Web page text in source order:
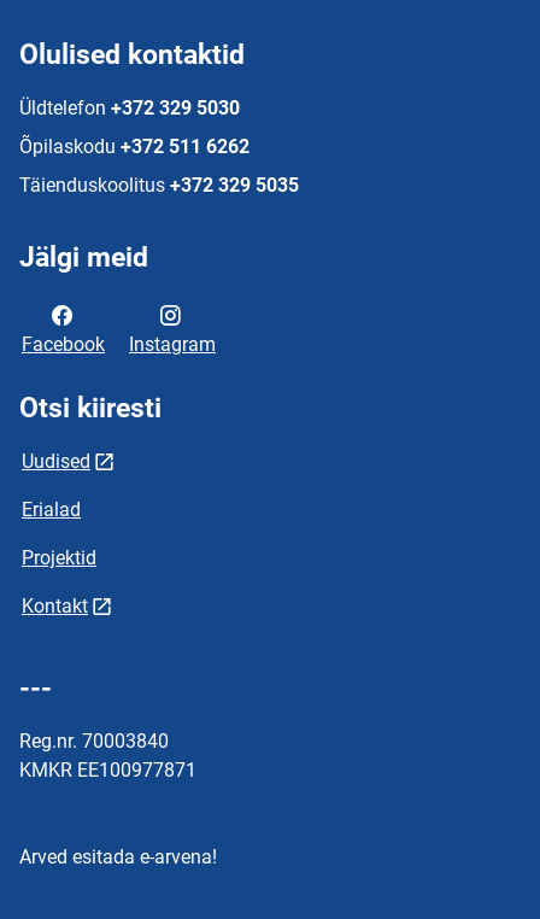
Olulised kontaktid
Üldtelefon +372 329 5030
Õpilaskodu +372 511 6262
Täienduskoolitus +372 329 5035
Jälgi meid
Facebook Instagram
Otsi kiiresti
Uudised
Erialad
Projektid
Kontakt
---
Reg.nr. 70003840
KMKR EE100977871
Arved esitada e-arvena!